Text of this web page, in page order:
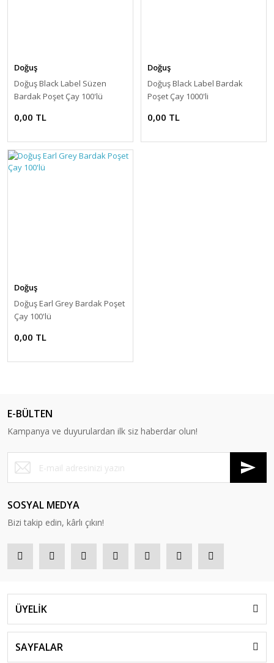
Doğuş
Doğuş Black Label Süzen
Bardak Poşet Çay 100'lü
0,00 TL
Doğuş
Doğuş Black Label Bardak
Poşet Çay 1000'li
0,00 TL
Doğuş
Doğuş Earl Grey Bardak Poşet
Çay 100'lü
0,00 TL
E-BÜLTEN
Kampanya ve duyurulardan ilk siz haberdar olun!
SOSYAL MEDYA
Bizi takip edin, kârlı çıkın!
ÜYELİK
SAYFALAR